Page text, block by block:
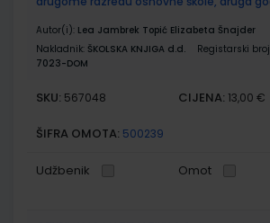
Autor(i): Lea Jambrek Topić Elizabeta Šnajder
Nakladnik: ŠKOLSKA KNJIGA d.d.
Registarski
7023-DOM
SKU: 567048 CIJENA: 13,00 €
ŠIFRA OMOTA: 500239
Udžbenik Omot